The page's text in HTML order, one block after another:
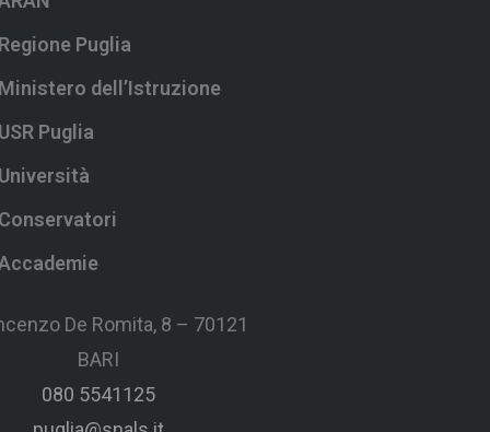
Regione Puglia
Ministero dell’Istruzione
USR Puglia
Università
Conservatori
De Romita, 8 – 70121
BARI
080 5541125